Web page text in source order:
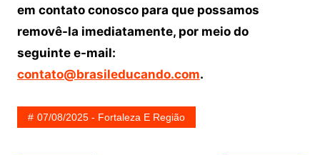
em contato conosco para que possamos
removê-la imediatamente, por meio do
seguinte e-mail:
contato@brasileducando.com.
07/08/2025 - Fortaleza E Região